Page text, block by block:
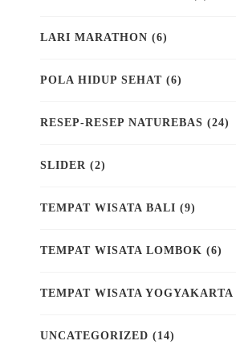
LARI MARATHON (6)
POLA HIDUP SEHAT (6)
RESEP-RESEP NATUREBAS (24)
SLIDER (2)
TEMPAT WISATA BALI (9)
TEMPAT WISATA LOMBOK (6)
TEMPAT WISATA YOGYAKARTA
UNCATEGORIZED (14)